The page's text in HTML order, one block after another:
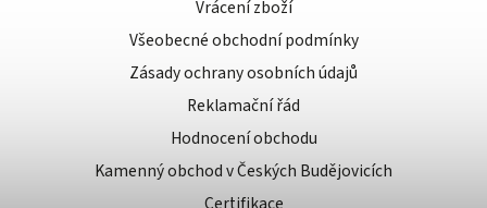
Vrácení zboží
Všeobecné obchodní podmínky
Zásady ochrany osobních údajů
Reklamační řád
Hodnocení obchodu
Kamenný obchod v Českých Budějovicích
Certifikace